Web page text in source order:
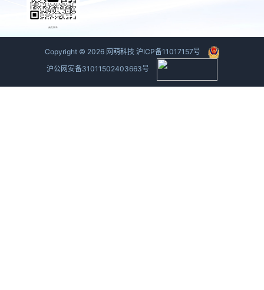
商务联系
Copyright © 2026 网萌科技 沪ICP备11017157号
沪公网安备31011502403663号